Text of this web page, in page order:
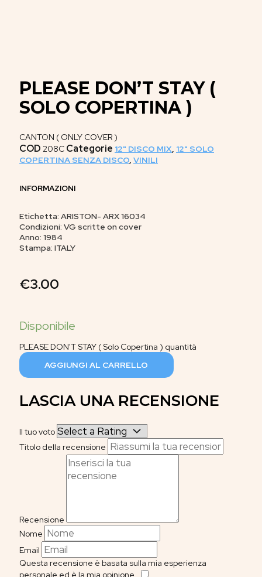
PLEASE DON’T STAY (
SOLO COPERTINA )
CANTON ( ONLY COVER )
COD 208C Categorie 12" DISCO MIX, 12" SOLO
COPERTINA SENZA DISCO, VINILI
INFORMAZIONI
Etichetta: ARISTON- ARX 16034
Condizioni: VG scritte on cover
Anno: 1984
Stampa: ITALY
€3.00
PLEASE DON'T STAY ( Solo Copertina ) quantità
AGGIUNGI AL CARRELLO
LASCIA UNA RECENSIONE
Il tuo voto
Titolo della recensione
Recensione
Nome
Email
Questa recensione è basata sulla mia esperienza
personale ed è la mia opinione.